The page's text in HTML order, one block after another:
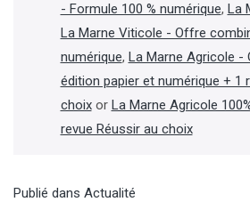
- Formule 100 % numérique, La
La Marne Viticole - Offre
numérique, La Marne Agricole -
édition papier et numérique + 1
choixor La Marne Agricole
revue Réussir au choix
Publié dans Actualité